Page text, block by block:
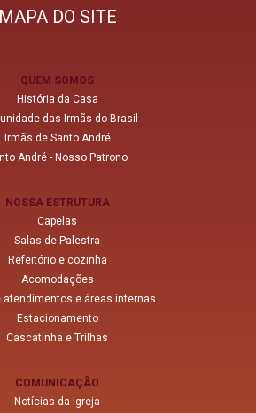
MAPA DO SITE
QUEM SOMOS
História da Casa
das Irmãs do Brasil
Irmãs de Santo André
André - Nosso Patrono
NOSSA ESTRUTURA
Capelas
Salas de Palestra
Refeitório e cozinha
Acomodações
atendimentos e áreas internas
Estacionamento
Cascatinha e Trilhas
COMUNICAÇÃO
Notícias da Igreja